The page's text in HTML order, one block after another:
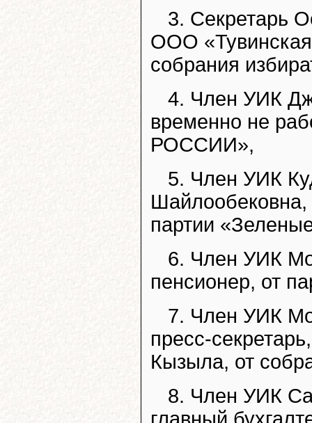
3. Секретарь
ООО «Тувинская
собрания
4. Член УИК
временно не
РОССИИ»,
5. Член УИК
Шайлообековна,
партии
6. Член УИК
пенсионер, от
7. Член УИК
пресс-
Кызыла, от
8. Член УИК